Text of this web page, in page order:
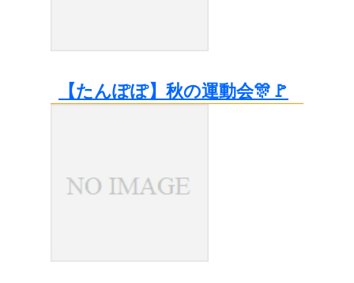
【たんぽぽ】秋の運動会🎊🚩